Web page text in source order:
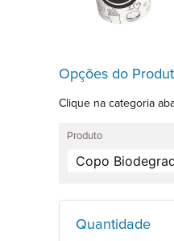
Opções do
Clique na categoria
Produto
Quantidade